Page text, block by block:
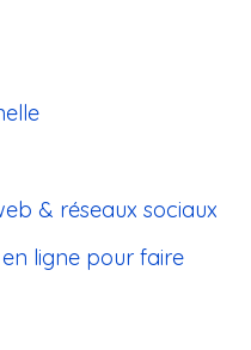
& réseaux sociaux
en ligne pour faire